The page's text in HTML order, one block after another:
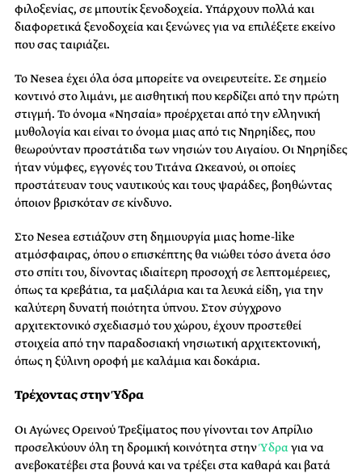
φιλοξενίας, σε μπουτίκ ξενοδοχεία. Υπάρχουν πολλά και
διαφορετικά ξενοδοχεία και ξενώνες για να επιλέξετε εκείνο
που σας ταιριάζει.
Το Νesea έχει όλα όσα μπορείτε να ονειρευτείτε. Σε σημείο
κοντινό στο λιμάνι, με αισθητική που κερδίζει από την πρώτη
στιγμή. Το όνομα «Νησαία» προέρχεται από την ελληνική
μυθολογία και είναι το όνομα μιας από τις Νηρηίδες, που
θεωρούνταν προστάτιδα των νησιών του Αιγαίου. Οι Νηρηίδες
ήταν νύμφες, εγγονές του Τιτάνα Ωκεανού, οι οποίες
προστάτευαν τους ναυτικούς και τους ψαράδες, βοηθώντας
όποιον βρισκόταν σε κίνδυνο.
Στo Νesea εστιάζουν στη δημιουργία μιας home-like
ατμόσφαιρας, όπου ο επισκέπτης θα νιώθει τόσο άνετα όσο
στο σπίτι του, δίνοντας ιδιαίτερη προσοχή σε λεπτομέρειες,
όπως τα κρεβάτια, τα μαξιλάρια και τα λευκά είδη, για την
καλύτερη δυνατή ποιότητα ύπνου. Στον σύγχρονο
αρχιτεκτονικό σχεδιασμό του χώρου, έχουν προστεθεί
στοιχεία από την παραδοσιακή νησιωτική αρχιτεκτονική,
όπως η ξύλινη οροφή με καλάμια και δοκάρια.
Τρέχοντας στην Ύδρα
Οι Αγώνες Ορεινού Τρεξίματος που γίνονται τον Απρίλιο
προσελκύουν όλη τη δρομική κοινότητα στηνΎδραγια να
ανεβοκατέβει στα βουνά και να τρέξει στα καθαρά και βατά